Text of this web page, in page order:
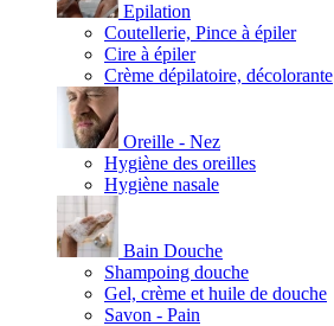
Epilation
Coutellerie, Pince à épiler
Cire à épiler
Crème dépilatoire, décolorante
Oreille - Nez
Hygiène des oreilles
Hygiène nasale
Bain Douche
Shampoing douche
Gel, crème et huile de douche
Savon - Pain